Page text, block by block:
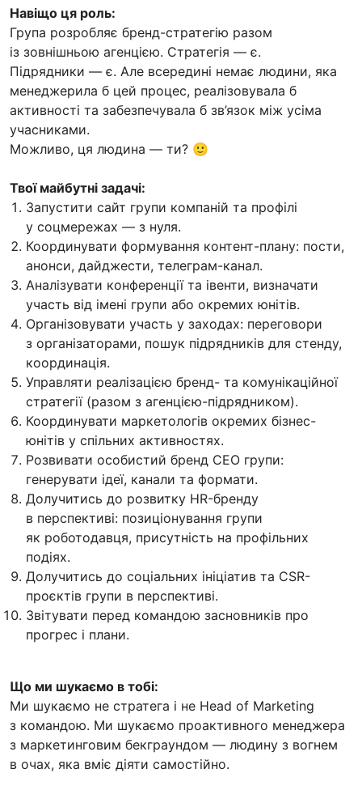
Навіщо ця роль:
Група розробляє бренд-стратегію разом
із зовнішньою агенцією. Стратегія — є.
Підрядники — є. Але всередині немає людини, яка
менеджерила б цей процес, реалізовувала б
активності та забезпечувала б зв’язок між усіма
учасниками.
Можливо, ця людина — ти? 🙂
Твої майбутні задачі:
Запустити сайт групи компаній та профілі
у соцмережах — з нуля.
Координувати формування контент-плану: пости,
анонси, дайджести, телеграм-канал.
Аналізувати конференції та івенти, визначати
участь від імені групи або окремих юнітів.
Організовувати участь у заходах: переговори
з організаторами, пошук підрядників для стенду,
координація.
Управляти реалізацією бренд- та комунікаційної
стратегії (разом з агенцією-підрядником).
Координувати маркетологів окремих бізнес-
юнітів у спільних активностях.
Розвивати особистий бренд CEO групи:
генерувати ідеї, канали та формати.
Долучитись до розвитку HR-бренду
в перспективі: позиціонування групи
як роботодавця, присутність на профільних
подіях.
Долучитись до соціальних ініціатив та CSR-
проєктів групи в перспективі.
Звітувати перед командою засновників про
прогрес і плани.
Що ми шукаємо в тобі:
Ми шукаємо не стратега і не Head of Marketing
з командою. Ми шукаємо проактивного менеджера
з маркетинговим бекграундом — людину з вогнем
в очах, яка вміє діяти самостійно.